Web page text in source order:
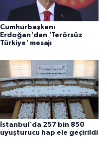
Cumhurbaşkanı
Erdoğan'dan 'Terörsüz
Türkiye' mesajı
İstanbul'da 257 bin 850
uyuşturucu hap ele geçirildi